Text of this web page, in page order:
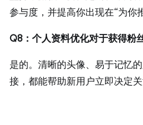
参与度，并提高你出现在“为你
Q8：个人资料优化对于获得粉
是的。清晰的头像、易于记忆
接，都能帮助新用户立即决定关